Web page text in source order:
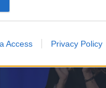
Access Privacy Policy